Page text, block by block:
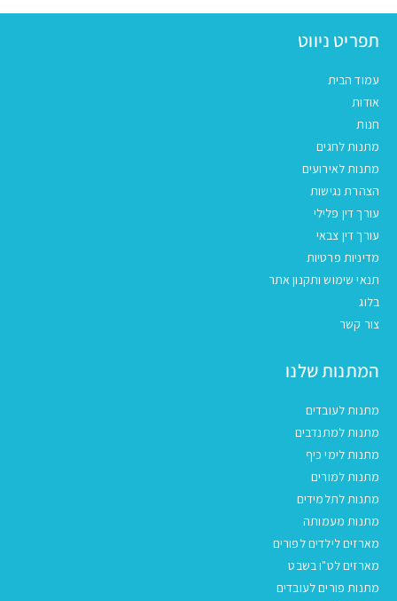
תפריט ניווט
עמוד הבית
אודות
חנות
מתנות לחגים
מתנות לאירועים
הצהרת נגישות
עורך דין פלילי
עורך דין צבאי
מדיניות פרטיות
תנאי שימוש ותקנון אתר
בלוג
צור קשר
המתנות שלנו
מתנות לעובדים
מתנות למתנדבים
מתנות לימי כיף
מתנות למורים
מתנות לתלמידים
מתנות מעמותה
מארזים לילדים לפורים
מארזים לט"ו בשבט
מתנות פורים לעובדים